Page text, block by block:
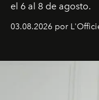
el 6 al 8 de agosto.
03.08.2026 por